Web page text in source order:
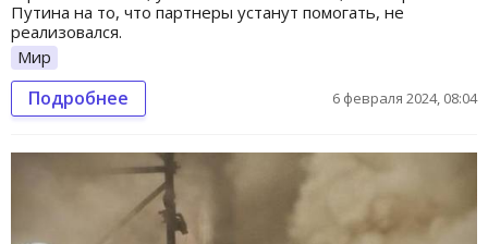
Путина на то, что партнеры устанут помогать, не
реализовался.
Мир
Подробнее 6 февраля 2024, 08:04